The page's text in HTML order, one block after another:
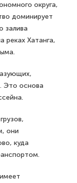
округа,
доминирует
залива
реках Хатанга,
Это основа
они
куда